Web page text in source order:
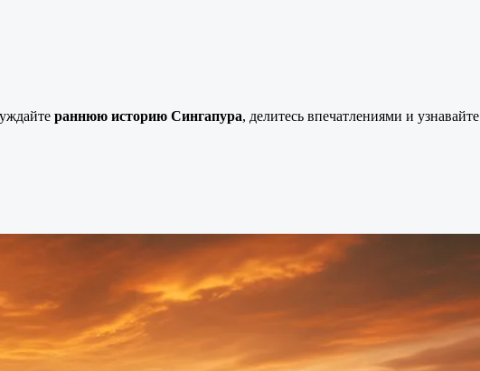
раннюю историю Сингапура, делитесь впечатлениями и узнавайте